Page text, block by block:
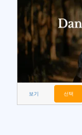
보기 선택